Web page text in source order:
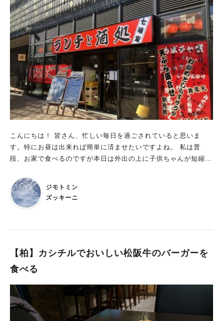
こんにちは！ 皆さん、忙しい毎日を過ごされていると思いま
す。特にお昼は出来れば簡単に済ませたいですよね。 私は普
段、お家で食べるのですが本日は外出の上に子供ちゃんが短縮授
と探してみると駅近にピッタリなお店を発見しました♪ ちらっと
覗くと、女性だらけ！！これは驚きでした。 お店の外の看板を
見てまたビックリ！すごく充実したバリエーションの多さに早速
ジモトミン
ズッキーニ
【柏】カシチルでおいしい松阪牛のバーガーを
食べる